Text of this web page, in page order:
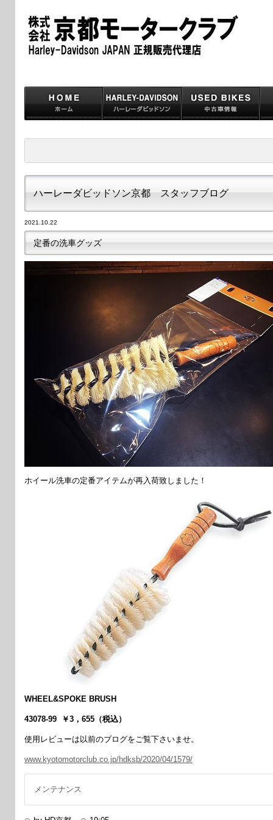
ハーレーダビッドソン京都 スタッフブログ
2021.10.22
定番の洗車グッズ
ホイール洗車の定番アイテムが再入荷致しました！
WHEEL&SPOKE BRUSH
43078-99 ￥3，655（税込）
使用レビューは以前のブログをご覧下さいませ。
www.kyotomotorclub.co.jp/hdksb/2020/04/1579/
メンテナンス